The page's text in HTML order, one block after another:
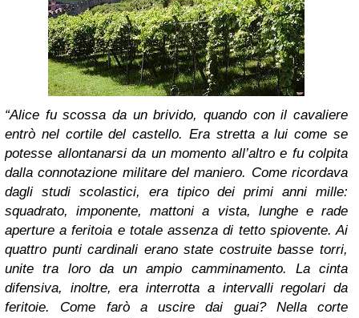
“Alice fu scossa da un brivido, quando con il cavaliere
entrò nel cortile del castello. Era stretta a lui come se
potesse allontanarsi da un momento all’altro e fu colpita
dalla connotazione militare del maniero. Come ricordava
dagli studi scolastici, era tipico dei primi anni mille:
squadrato, imponente, mattoni a vista, lunghe e rade
aperture a feritoia e totale assenza di tetto spiovente. Ai
quattro punti cardinali erano state costruite basse torri,
unite tra loro da un ampio camminamento. La cinta
difensiva, inoltre, era interrotta a intervalli regolari da
feritoie. Come farò a uscire dai guai? Nella corte